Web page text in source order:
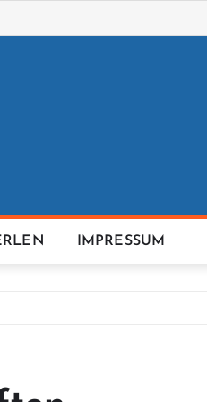
IMPRESSUM